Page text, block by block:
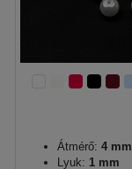
Átmérő: 4 mm
Lyuk: 1 mm